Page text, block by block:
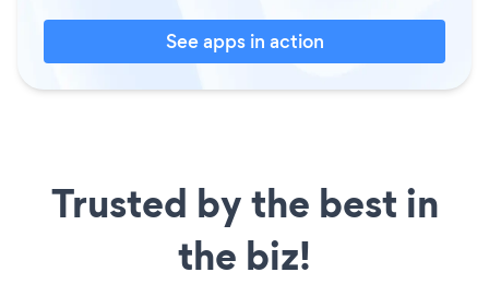
See apps in action
Trusted by the best in
the biz!